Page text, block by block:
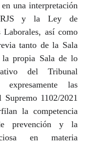
una interpretación
y la Ley de
Laborales, así como
tanto de la Sala
propia Sala de lo
del Tribunal
las
Supremo 1102/2021
la competencia
prevención y la
en materia